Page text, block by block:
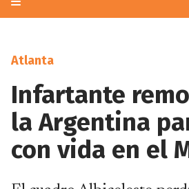
Atlanta
Infartante
la Argentina
con vida en el